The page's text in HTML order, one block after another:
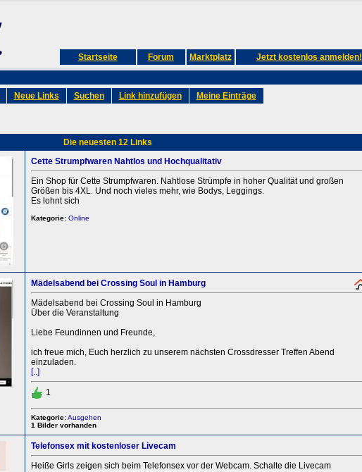
Startseite Forum Marktplatz Jetzt kostenlos anmelden!
Neue Links Suchen Link hinzufügen Meine Einträge
Die neuesten 12 Links
Cette Strumpfwaren Nahtlos und Hochqualitativ
Ein Shop für Cette Strumpfwaren. Nahtlose Strümpfe in hoher Qualität und großen
Größen bis 4XL. Und noch vieles mehr, wie Bodys, Leggings.
Es lohnt sich
Kategorie: Online
Mädelsabend bei Crossing Soul in Hamburg
Mädelsabend bei Crossing Soul in Hamburg
Über die Veranstaltung
Liebe Feundinnen und Freunde,
ich freue mich, Euch herzlich zu unserem nächsten Crossdresser Treffen Abend
einzuladen.
[..]
1
Kategorie: Ausgehen
1 Bilder vorhanden
Telefonsex mit kostenloser Livecam
Heiße Girls zeigen sich beim Telefonsex vor der Webcam. Schalte die Livecam